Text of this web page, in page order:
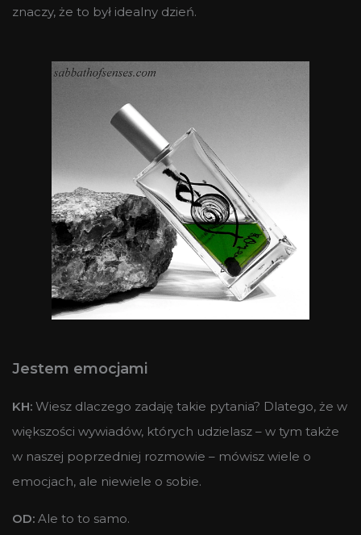
znaczy, że to był idealny dzień.
Jestem emocjami
KH: Wiesz dlaczego zadaję takie pytania? Dlatego, że w
większości wywiadów, których udzielasz – w tym także
w naszej poprzedniej rozmowie – mówisz wiele o
emocjach, ale niewiele o sobie.
OD: Ale to to samo.